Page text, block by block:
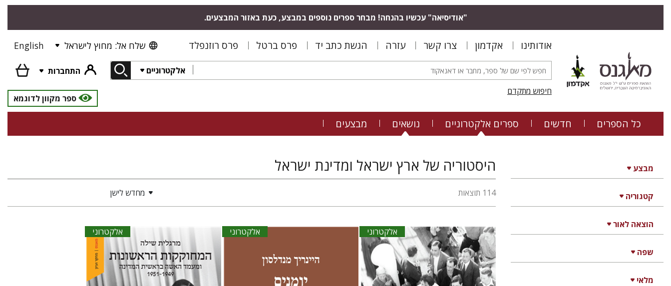
"אודיסיאה" עכשיו בהנחה! מבחר ספרים נוספים במבצע, כעת באזור המבצעים.
אודותינו אקדמון צרו קשר עזרה הגשת כתב יד פרס ברטל פרס רוזנפלד שלח אל: מחוץ לישראל English
אלקטרוניים
התחברות
חיפוש מתקדם
ספר מקוון לדוגמא
כל הספרים חדשים ספרים אלקטרוניים נושאים מבצעים
מבצע
קטגוריה
הוצאה לאור
שפה
מלאי
היסטוריה של ארץ ישראל ומדינת ישראל
114 תוצאות מחדש לישן
אלקטרוני אלקטרוני
היינריך מנדלסון
מישלין ביבי
אלקטרוני
מרגלית שילה